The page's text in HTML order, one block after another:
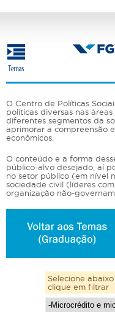
conteúdo
principal
O Centro de Políticas
políticas diversas nas
diferentes segmentos da
aprimorar a compreensão
econômicos.
O conteúdo e a forma
público-alvo desejado, aí
no setor público (em nível
sociedade civil (líderes
organização não-
Selecione
clique em filtrar